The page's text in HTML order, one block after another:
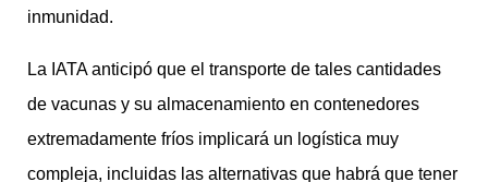
inmunidad.
La IATA anticipó que el transporte de tales cantidades
de vacunas y su almacenamiento en contenedores
extremadamente fríos implicará un logística muy
compleja, incluidas las alternativas que habrá que tener